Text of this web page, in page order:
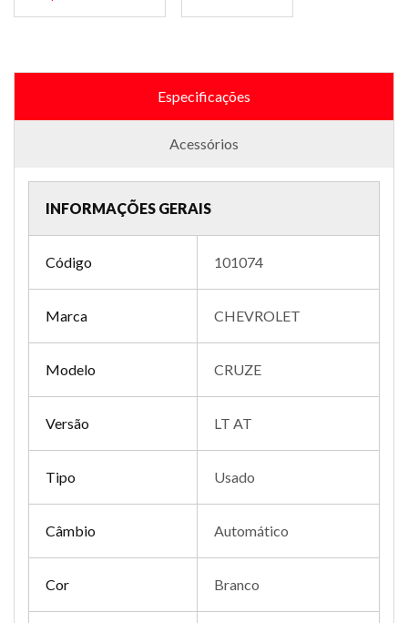
Especificações
Acessórios
INFORMAÇÕES GERAIS
Código 101074
Marca CHEVROLET
Modelo CRUZE
Versão LT AT
Tipo Usado
Câmbio Automático
Cor Branco